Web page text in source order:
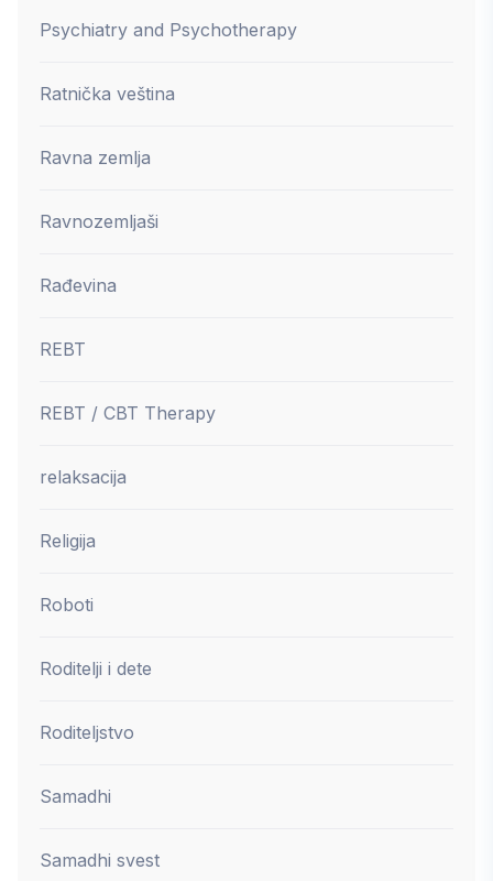
Psychiatry and Psychotherapy
Ratnička veština
Ravna zemlja
Ravnozemljaši
Rađevina
REBT
REBT / CBT Therapy
relaksacija
Religija
Roboti
Roditelji i dete
Roditeljstvo
Samadhi
Samadhi svest